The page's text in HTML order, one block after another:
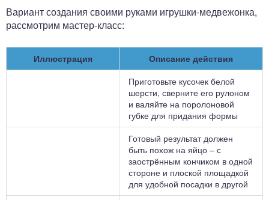
Вариант создания своими руками игрушки-медвежонка,
рассмотрим мастер-класс:
Иллюстрация
Описание действия
Приготовьте кусочек белой
шерсти, сверните его рулоном
и валяйте на поролоновой
губке для придания формы
Готовый результат должен
быть похож на яйцо – с
заострённым кончиком в одной
стороне и плоской площадкой
для удобной посадки в другой